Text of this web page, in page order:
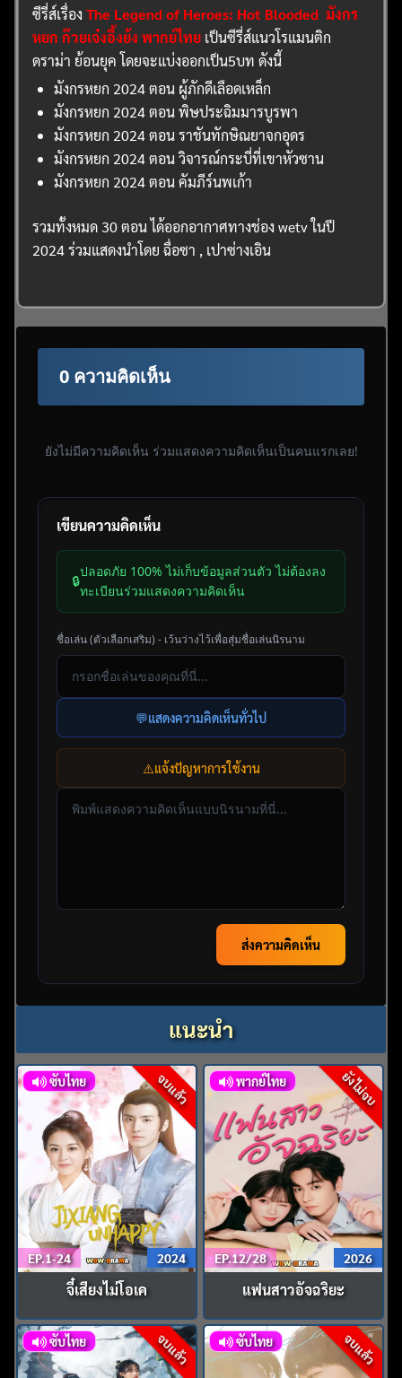
ซีรี่ส์เรื่องThe Legend of Heroes: Hot Blooded มังกร
หยก ก๊วยเจ๋งอึ้งย้ง พากย์ไทย เป็นซีรี่ส์แนวโรแมนติก
ดราม่า ย้อนยุค โดยจะแบ่งออกเป็น5บท ดังนี้
มังกรหยก 2024 ตอน ผู้ภักดีเลือดเหล็ก
มังกรหยก 2024 ตอน พิษประฉิมมารบูรพา
มังกรหยก 2024 ตอน ราชันทักษิณยาจกอุดร
มังกรหยก 2024 ตอน วิจารณ์กระบี่ที่เขาหัวซาน
มังกรหยก 2024 ตอน คัมภีร์นพเก้า
รวมทั้งหมด 30 ตอน ได้ออกอากาศทางช่อง wetv ในปี
2024 ร่วมแสดงนำโดย ฉื่อซา , เปาซ่างเอิน
0 ความคิดเห็น
ยังไม่มีความคิดเห็น ร่วมแสดงความคิดเห็นเป็นคนแรกเลย!
เขียนความคิดเห็น
🔒
ปลอดภัย 100% ไม่เก็บข้อมูลส่วนตัว ไม่ต้องลง
ทะเบียนร่วมแสดงความคิดเห็น
ชื่อเล่น (ตัวเลือกเสริม) - เว้นว่างไว้เพื่อสุ่มชื่อเล่นนิรนาม
💬แสดงความคิดเห็นทั่วไป
⚠️แจ้งปัญหาการใช้งาน
ส่งความคิดเห็น
แนะนำ
จบแล้ว
ซับไทย
EP.1-24 2024
จี๋เสียงไม่โอเค
ยังไม่จบ
พากย์ไทย
EP.12/28 2026
แฟนสาวอัจฉริยะ
จบแล้ว
ซับไทย จบแล้ว
ซับไทย